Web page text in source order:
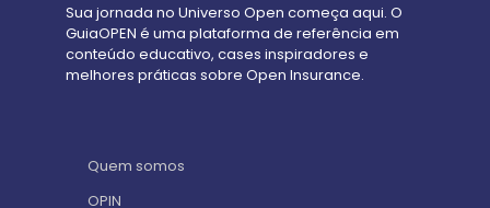
Sua jornada no Universo Open começa aqui. O
GuiaOPEN é uma plataforma de referência em
conteúdo educativo, cases inspiradores e
melhores práticas sobre Open Insurance.
Quem somos
OPIN